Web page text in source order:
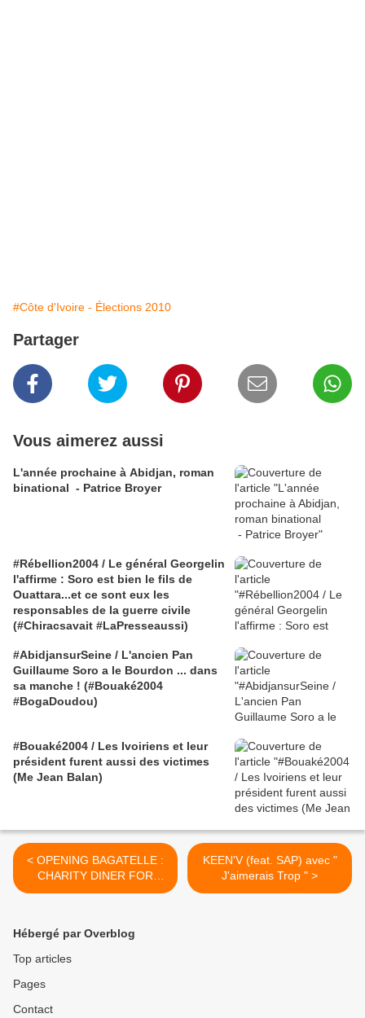
#Côte d'Ivoire - Élections 2010
Partager
Vous aimerez aussi
L'année prochaine à Abidjan, roman
binational - Patrice Broyer
#Rébellion2004 / Le général Georgelin
l'affirme : Soro est bien le fils de
Ouattara...et ce sont eux les
responsables de la guerre civile
(#Chiracsavait #LaPresseaussi)
#AbidjansurSeine / L'ancien Pan
Guillaume Soro a le Bourdon ... dans
sa manche ! (#Bouaké2004
#BogaDoudou)
#Bouaké2004 / Les Ivoiriens et leur
président furent aussi des victimes
(Me Jean Balan)
< OPENING BAGATELLE :
CHARITY DINER FOR
JAPONAID
KEEN'V (feat. SAP) avec "
J'aimerais Trop " >
Hébergé par Overblog
Top articles
Pages
Contact